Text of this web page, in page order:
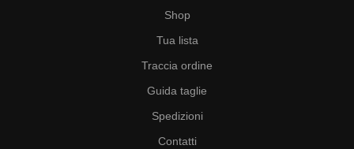
Shop
Tua lista
Traccia ordine
Guida taglie
Spedizioni
Contatti